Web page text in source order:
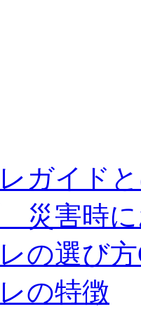
ガイド
災害時
の選び
の特徴